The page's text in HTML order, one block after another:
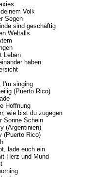
Volk
Segen
sind geschäftig
Weltalls
Leben
haben
I'm singing
(Puerto Rico)
Hoffnung
wie bist du zugegen
Sonne Schein
(Argentinien)
(Puerto Rico)
lade euch ein
Herz und Mund